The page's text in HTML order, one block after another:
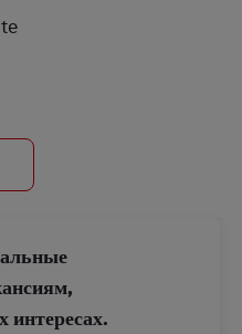
интересах.